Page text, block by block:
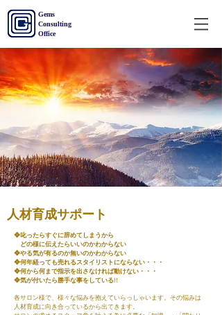
&
Gems
Consulting
Office
​人材育成サポート
❖叱ったらすぐに辞めてしまうから
どの様に伝えたらいいのかわからない
❖やる気が有るのか無いのかわからない
❖何年経っても売れるスタイリストにならない・・・
❖何から何まで指示を出さなければ動けない・・・
❖気が付いたら勝手な事をしている!!
各サロン様で、様々な悩みを抱えていらっしゃいます。その悩みは
人材育成に向き合っているから出てきます。